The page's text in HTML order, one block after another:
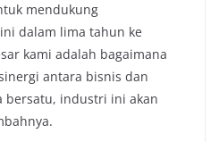
mendukung
dalam lima tahun ke
kami adalah bagaimana
antara bisnis dan
bersatu, industri ini akan